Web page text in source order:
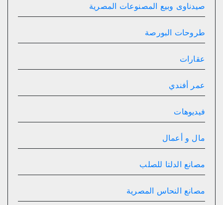
صيدناوى وبيع المصنوعات المصرية
طروحات البورصة
عقارات
عمر أفندي
فيديوهات
مال و أعمال
مصانع الدلتا للصلب
مصانع النحاس المصرية